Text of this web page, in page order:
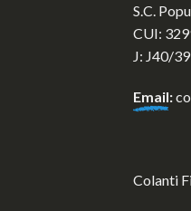
S.C.
CUI:
J: J40/
Email:
Colanti